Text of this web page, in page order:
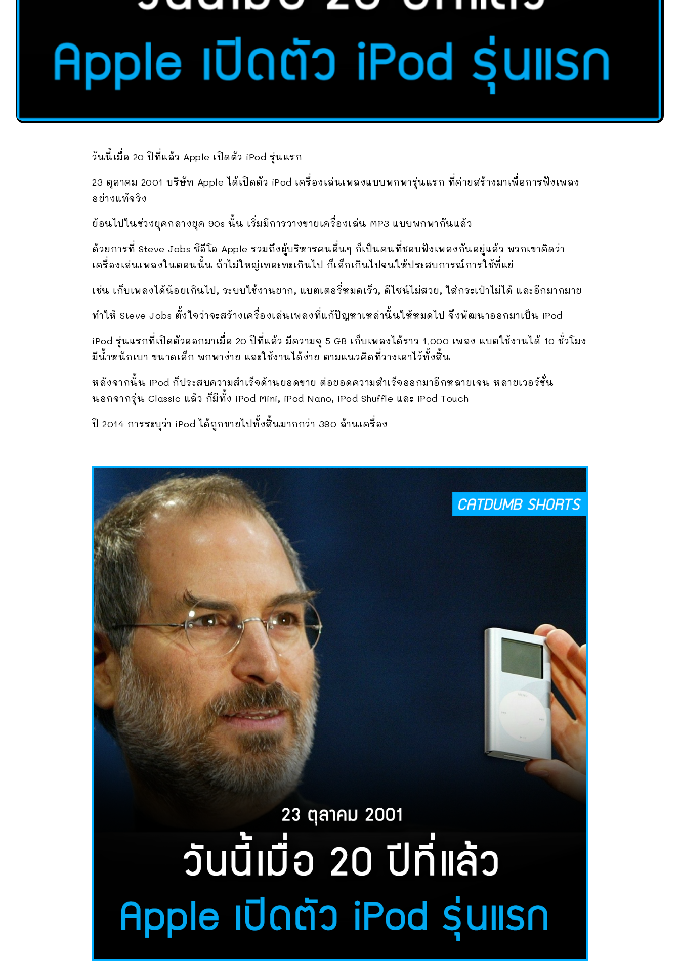
วันนี้เมื่อ 20 ปีที่แล้ว Apple เปิดตัว iPod รุ่นแรก
23 ตุลาคม 2001 บริษัท Apple ได้เปิดตัว iPod เครื่องเล่นเพลงแบบพกพารุ่นแรก ที่ค่ายสร้างมาเพื่อการฟังเพลง
อย่างแท้จริง
ย้อนไปในช่วงยุคกลางยุค 90s นั้น เริ่มมีการวางขายเครื่องเล่น MP3 แบบพกพากันแล้ว
ด้วยการที่ Steve Jobs ซีอีโอ Apple รวมถึงผู้บริหารคนอื่นๆ ก็เป็นคนที่ชอบฟังเพลงกันอยู่แล้ว พวกเขาคิดว่า
เครื่องเล่นเพลงในตอนนั้น ถ้าไม่ใหญ่เทอะทะเกินไป ก็เล็กเกินไปจนให้ประสบการณ์การใช้ที่แย่
เช่น เก็บเพลงได้น้อยเกินไป, ระบบใช้งานยาก, แบตเตอรี่หมดเร็ว, ดีไซน์ไม่สวย, ใส่กระเป๋าไม่ได้ และอีกมากมาย
ทำให้ Steve Jobs ตั้งใจว่าจะสร้างเครื่องเล่นเพลงที่แก้ปัญหาเหล่านั้นให้หมดไป จึงพัฒนาออกมาเป็น iPod
iPod รุ่นแรกที่เปิดตัวออกมาเมื่อ 20 ปีที่แล้ว มีความจุ 5 GB เก็บเพลงได้ราว 1,000 เพลง แบตใช้งานได้ 10 ชั่วโมง
มีน้ำหนักเบา ขนาดเล็ก พกพาง่าย และใช้งานได้ง่าย ตามแนวคิดที่วางเอาไว้ทั้งสิ้น
หลังจากนั้น iPod ก็ประสบความสำเร็จด้านยอดขาย ต่อยอดความสำเร็จออกมาอีกหลายเจน หลายเวอร์ชั่น
นอกจากรุ่น Classic แล้ว ก็มีทั้ง iPod Mini, iPod Nano, iPod Shuffle และ iPod Touch
ปี 2014 การระบุว่า iPod ได้ถูกขายไปทั้งสิ้นมากกว่า 390 ล้านเครื่อง